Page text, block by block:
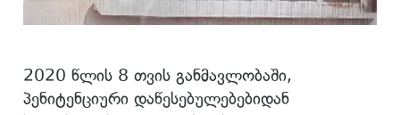
2020 წლის 8 თვის განმავლობაში,
პენიტენციური დაწესებულებებიდან